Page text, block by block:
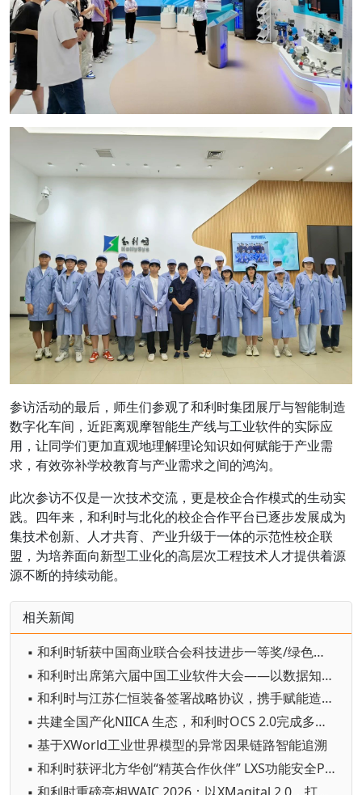
参访活动的最后，师生们参观了和利时集团展厅与智能制造
数字化车间，近距离观摩智能生产线与工业软件的实际应
用，让同学们更加直观地理解理论知识如何赋能于产业需
求，有效弥补学校教育与产业需求之间的鸿沟。
此次参访不仅是一次技术交流，更是校企合作模式的生动实
践。四年来，和利时与北化的校企合作平台已逐步发展成为
集技术创新、人才共育、产业升级于一体的示范性校企联
盟，为培养面向新型工业化的高层次工程技术人才提供着源
源不断的持续动能。
相关新闻
▪ 和利时斩获中国商业联合会科技进步一等奖/绿色电-氢 -氨一体化技术助力双碳转型
▪ 和利时出席第六届中国工业软件大会——以数据知识双轮驱动赋能工业AI革新
▪ 和利时与江苏仁恒装备签署战略协议，携手赋能造纸行业高质量发展
▪ 共建全国产化NIICA 生态，和利时OCS 2.0完成多厂商兼容认证
▪ 基于XWorld工业世界模型的异常因果链路智能追溯
▪ 和利时获评北方华创“精英合作伙伴” LXS功能安全PLC 护航半导体装备国产化